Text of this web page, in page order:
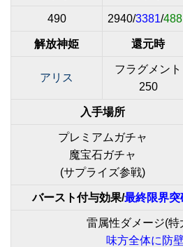
490 2940/3381/
解放神姫 還元時
アリス
フラグメント
250
入手場所
プレミアムガチャ
魔宝石ガチャ
(サプライズ参戦)
バースト付与効果/最終限界
雷属性ダメージ(特
味方全体に防